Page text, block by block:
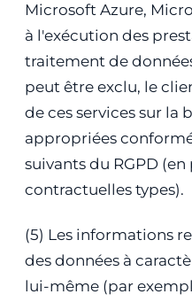
Microsoft Azure,
à l'exécution des
traitement de
peut être exclu, le
de ces services sur la
appropriées
suivants du RGPD
contractuelles types).
(5) Les informations
des données à
lui-même (par